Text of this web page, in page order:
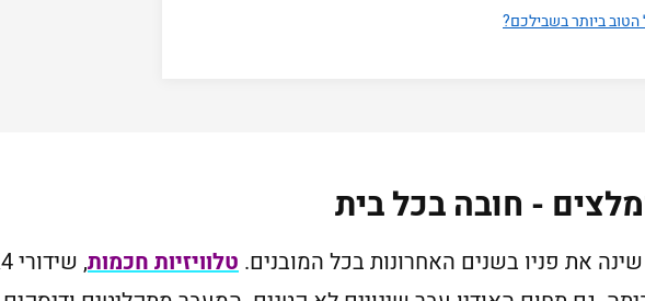
ביותר בשבילכם?
- חובה בכל בית
את פניו בשנים האחרונות בכל המובנים. טלוויזיות חכמות, שידורי K4,